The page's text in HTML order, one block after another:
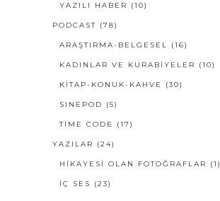
YAZILI HABER (10)
PODCAST (78)
ARAŞTIRMA-BELGESEL (16)
KADINLAR VE KURABİYELER (10)
KİTAP-KONUK-KAHVE (30)
SINEPOD (5)
TIME CODE (17)
YAZILAR (24)
HIKAYESI OLAN FOTOĞRAFLAR (1)
İÇ SES (23)